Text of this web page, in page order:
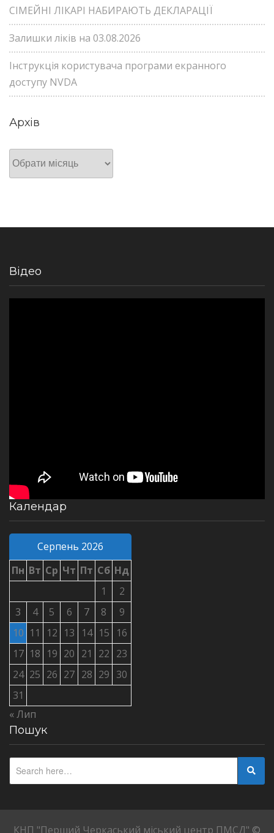
СІМЕЙНІ ЛІКАРІ НАБИРАЮТЬ ДЕКЛАРАЦІЇ
Залишки ліків на 03.08.2026
Інструкція користувача програми екранного
доступу NVDA
Архів
Архів
Відео
Календар
Серпень 2026
Пн Вт Ср Чт Пт Сб Нд
1
2
3
4 5 6 7 8
9
10 11 12 13 14 15
16
17 18 19 20 21 22 23
24 25 26 27 28 29 30
31
« Лип
Пошук
КНП "Перший Черкаський міський центр ПМСД" ©